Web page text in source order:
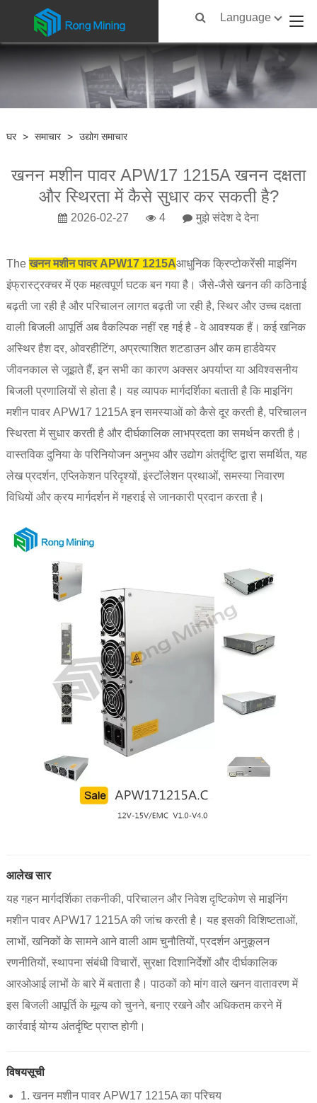
Language
घर > समाचार > उद्योग समाचार
खनन मशीन पावर APW17 1215A खनन दक्षता
और स्थिरता में कैसे सुधार कर सकती है?
2026-02-27 4 मुझे संदेश दे देना
Theखनन मशीन पावर APW17 1215Aआधुनिक क्रिप्टोकरेंसी माइनिंग
इंफ्रास्ट्रक्चर में एक महत्वपूर्ण घटक बन गया है। जैसे-जैसे खनन की कठिनाई
बढ़ती जा रही है और परिचालन लागत बढ़ती जा रही है, स्थिर और उच्च दक्षता
वाली बिजली आपूर्ति अब वैकल्पिक नहीं रह गई है - वे आवश्यक हैं। कई खनिक
अस्थिर हैश दर, ओवरहीटिंग, अप्रत्याशित शटडाउन और कम हार्डवेयर
जीवनकाल से जूझते हैं, इन सभी का कारण अक्सर अपर्याप्त या अविश्वसनीय
बिजली प्रणालियों से होता है। यह व्यापक मार्गदर्शिका बताती है कि माइनिंग
मशीन पावर APW17 1215A इन समस्याओं को कैसे दूर करती है, परिचालन
स्थिरता में सुधार करती है और दीर्घकालिक लाभप्रदता का समर्थन करती है।
वास्तविक दुनिया के परिनियोजन अनुभव और उद्योग अंतर्दृष्टि द्वारा समर्थित, यह
लेख प्रदर्शन, एप्लिकेशन परिदृश्यों, इंस्टॉलेशन प्रथाओं, समस्या निवारण
विधियों और क्रय मार्गदर्शन में गहराई से जानकारी प्रदान करता है।
आलेख सार
यह गहन मार्गदर्शिका तकनीकी, परिचालन और निवेश दृष्टिकोण से माइनिंग
मशीन पावर APW17 1215A की जांच करती है। यह इसकी विशिष्टताओं,
लाभों, खनिकों के सामने आने वाली आम चुनौतियों, प्रदर्शन अनुकूलन
रणनीतियों, स्थापना संबंधी विचारों, सुरक्षा दिशानिर्देशों और दीर्घकालिक
आरओआई लाभों के बारे में बताता है। पाठकों को मांग वाले खनन वातावरण में
इस बिजली आपूर्ति के मूल्य को चुनने, बनाए रखने और अधिकतम करने में
कार्रवाई योग्य अंतर्दृष्टि प्राप्त होगी।
विषयसूची
1. खनन मशीन पावर APW17 1215A का परिचय